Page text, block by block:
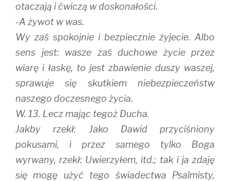
otaczają i ćwiczą w doskonałości.
-A żywot w was.
Wy zaś spokojnie i bezpiecznie żyjecie. Albo
sens jest: wasze zaś duchowe życie przez
wiarę i łaskę, to jest zbawienie duszy waszej,
sprawuje się skutkiem niebezpieczeństw
naszego doczesnego życia.
W. 13. Lecz mając tegoż Ducha.
Jakby rzekł: Jako Dawid przyciśniony
pokusami, i przez samego tylko Boga
wyrwany, rzekł: Uwierzyłem, itd.; tak i ja zdaję
się mogę użyć tego świadectwa Psalmisty,